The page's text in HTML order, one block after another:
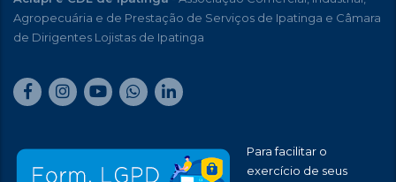
Agropecuária e de Prestação de Serviços de Ipatinga e Câmara
de Dirigentes Lojistas de Ipatinga
Para facilitar o
exercício de seus